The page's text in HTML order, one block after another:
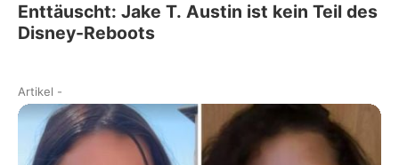
Enttäuscht: Jake T. Austin ist kein Teil des
Disney-Reboots
Artikel -